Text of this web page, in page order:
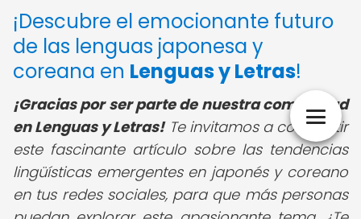
¡Descubre el emocionante futuro
de las lenguas japonesa y
coreana en Lenguas y Letras!
¡Gracias por ser parte de nuestra comunidad
en Lenguas y Letras!Te invitamos a compartir
este fascinante artículo sobre las tendencias
lingüísticas emergentes en japonés y coreano
en tus redes sociales, para que más personas